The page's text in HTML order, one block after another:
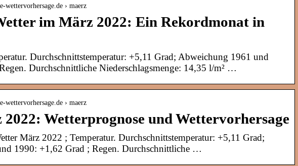
wettervorhersage.de › maerz
im März 2022: Ein Rekordmonat in
Durchschnittstemperatur: +5,11 Grad; Abweichung 1961 und
Durchschnittliche Niederschlagsmenge: 14,35 l/m² …
wettervorhersage.de › maerz
Wetterprognose und Wettervorhersage
März 2022 ; Temperatur. Durchschnittstemperatur: +5,11 Grad;
1990: +1,62 Grad ; Regen. Durchschnittliche …